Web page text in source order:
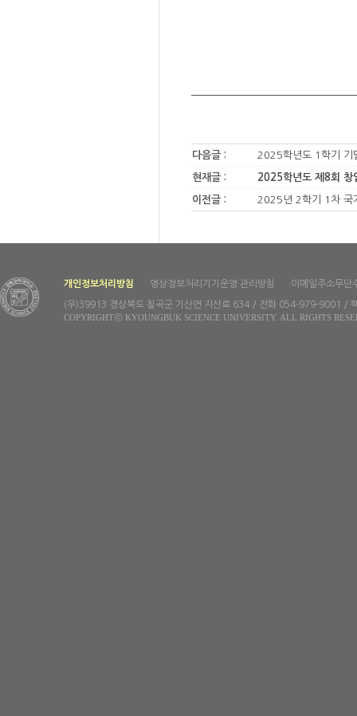
다음글 : 2025학년도 1학기 기
현재글 : 2025학년도 제8회 창
이전글 : 2025년 2학기 1차 국
개인정보처리방침 영상정보처리기기운영·관리방침 이메일주소무단
(우)39913 경상북도 칠곡군 기산면 지산로 634 / 전화 054-979-9001 /
COPYRIGHTⓒ KYOUNGBUK SCIENCE UNIVERSITY. ALL RIGHTS